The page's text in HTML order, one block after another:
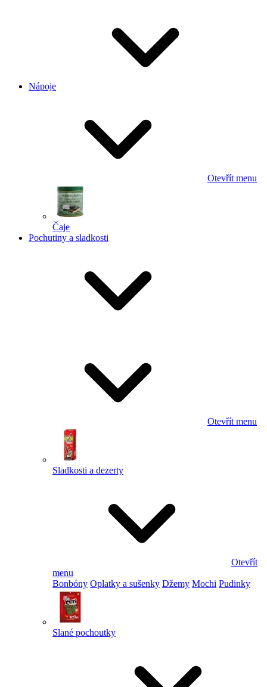
Nápoje
Otevřít menu
Čaje
Pochutiny a sladkosti
Otevřít menu
Sladkosti a dezerty
Otevřít
menu
Bonbóny Oplatky a sušenky Džemy Mochi Pudinky
Slané pochoutky